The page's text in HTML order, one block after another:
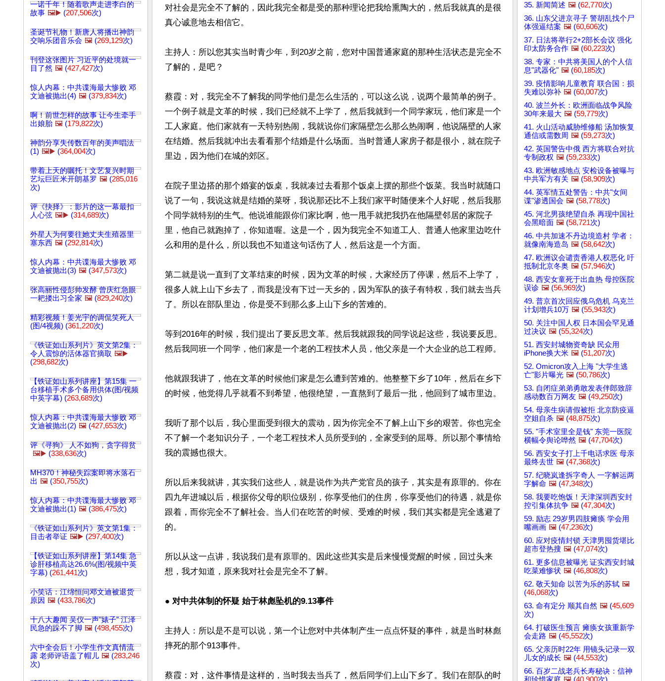
一诺千年！随着歌声走进李白的
故事 🖼️▶️ (207,506次)
圣诞节礼物！新唐人将播出神韵
交响乐团音乐会 🖼️ (269,129次)
刊登这张图片 习近平的处境就一
目了然 🖼️ (427,427次)
惊人内幕：中共谍海最大惨败 邓
文迪被抛出(4) 🖼️ (379,834次)
啊！前世怎样的故事 让今生牵手
出娘胎 🖼️ (179,822次)
神韵分享失传数百年的美声唱法
(1) 🖼️▶️ (364,004次)
带着上天的嘱托！文艺复兴时期
艺坛巨匠米开朗基罗 🖼️ (285,016
次)
评《抉择》：影片的这一幕最扣
人心弦 🖼️▶️ (314,689次)
外星人为何要往她丈夫生殖器里
塞东西 🖼️ (292,814次)
惊人内幕：中共谍海最大惨败 邓
文迪被抛出(3) 🖼️ (347,573次)
张高丽性侵彭帅发酵 曾庆红急眼
一耙搂出习全家 🖼️ (829,240次)
精彩视频！姜光宇的调侃笑死人
(图/4视频) (361,220次)
《铁证如山系列片》英文第2集：
令人震惊的活体器官摘取 🖼️▶️
(298,682次)
【铁证如山系列讲座】第15集 一
台移植手术多个备用供体(图/视频
中英字幕) (263,689次)
惊人内幕：中共谍海最大惨败 邓
文迪被抛出(2) 🖼️ (427,653次)
评《寻狗》 人不如狗，贪字得贫
🖼️▶️ (338,636次)
MH370！神秘失踪案即将水落石
出 🖼️ (350,755次)
惊人内幕：中共谍海最大惨败 邓
文迪被抛出(1) 🖼️ (386,475次)
《铁证如山系列片》英文第1集：
目击者举证 🖼️▶️ (297,400次)
【铁证如山系列讲座】第14集 急
诊肝移植高达26.6%(图/视频中英
字幕) (261,441次)
小笑话：江绵恒问邓文迪被退货
原因 🖼️ (433,786次)
十八大趣闻 吴仪一声"婊子" 江泽
民急的跺不了脚 🖼️ (498,455次)
六中全会后！小学生作文真情流
露 老师评语盖了帽儿 🖼️ (283,246
次)
对社会是完全不了解的，因此我完全都是受的那种理论把我给熏陶大的，然后我就真的是很
真心诚意地去相信它。
主持人：所以您其实当时青少年，到20岁之前，您对中国普通家庭的那种生活状态是完全不
了解的，是吧？
蔡霞：对，我完全不了解我的同学他们是怎么生活的，可以这么说，说两个最简单的例子。
一个例子就是文革的时候，我们已经就不上学了，然后我就到一个同学家玩，他们家是一个
工人家庭。他们家就有一天特别热闹，我就说你们家隔壁怎么那么热闹啊，他说隔壁的人家
在结婚。然后我就冲出去看看那个结婚是什么场面。当时普通人家房子都是很小，就在院子
里边，因为他们在城的郊区。
在院子里边搭的那个婚宴的饭桌，我就凑过去看那个饭桌上摆的那些个饭菜。我当时就随口
说了一句，我说这就是结婚的菜呀，我说那还比不上我们家平时随便来个人好呢，然后我那
个同学就特别的生气。他说谁能跟你们家比啊，他一甩手就把我扔在他隔壁邻居的家院子
里，他自己就跑掉了，你知道喔。这是一个，因为我完全不知道工人、普通人他家里边吃什
么和用的是什么，所以我也不知道这句话伤了人，然后这是一个方面。
第二就是说一直到了文革结束的时候，因为文革的时候，大家经历了停课，然后不上学了，
很多人就上山下乡去了，而我是没有下过一天乡的，因为军队的孩子有特权，我们就去当兵
了。所以在部队里边，你是受不到那么多上山下乡的苦难的。
等到2016年的时候，我们提出了要反思文革。然后我就跟我的同学说起这些，我说要反思。
然后我同班一个同学，他们家是一个老的工程技术人员，他父亲是一个大企业的总工程师。
他就跟我讲了，他在文革的时候他们家是怎么遭到苦难的。他整整下乡了10年，然后在乡下
的时候，他觉得几乎就看不到希望，他很绝望，一直熬到了最后一批，他回到了城市里边。
我听了那个以后，我心里面受到很大的震动，因为你完全不了解上山下乡的艰苦。你也完全
不了解一个老知识分子，一个老工程技术人员所受到的，全家受到的屈辱。所以那个事情给
我的震撼也很大。
所以后来我就讲，其实我们这些人，就是说作为共产党官员的孩子，其实是有原罪的。你在
四九年进城以后，根据你父母的职位级别，你享受他们的住房，你享受他们的待遇，就是你
跟着，而你完全不了解社会。当人们在吃苦的时候、受难的时候，我们其实都是完全逃避了
的。
所以从这一点讲，我说我们是有原罪的。因此这些其实是后来慢慢觉醒的时候，回过头来
想，我才知道，原来我对社会是完全不了解。
● 对中共体制的怀疑 始于林彪坠机的9.13事件
主持人：所以是不是可以说，第一个让您对中共体制产生一点点怀疑的事件，就是当时林彪
摔死的那个913事件。
蔡霞：对，这件事情是这样的，当时我去当兵了，然后同学们上山下乡了。我们在部队的时
35. 新闻简述 🖼️ (62,770次)
36. 山东父进京寻子 警胡乱找个尸
体强逼结案 🖼️ (60,606次)
37. 日法将举行2+2部长会议 强化
印太防务合作 🖼️ (60,223次)
38. 专家：中共将美国人的个人信
息"武器化" 🖼️ (60,185次)
39. 疫情影响儿童教育 联合国：损
失难以弥补 🖼️ (60,007次)
40. 波兰外长：欧洲面临战争风险
30年来最大 🖼️ (59,779次)
41. 火山活动威胁维修船 汤加恢复
通信或需数周 🖼️ (59,273次)
42. 英国警告中俄 西方将联合对抗
专制政权 🖼️ (59,233次)
43. 欧洲敏感地点 安检设备被曝与
中共军方有关 🖼️ (58,909次)
44. 英军情五处警告：中共"女间
谍"渗透国会 🖼️ (58,778次)
45. 河北男孩绝望自杀 再现中国社
会黑暗面 🖼️ (58,721次)
46. 中共加速不丹边境造村 学者：
就像南海造岛 🖼️ (58,642次)
47. 欧洲议会谴责香港人权恶化 吁
抵制北京冬奥 🖼️ (57,946次)
48. 西安女童死于出血热 母控医院
误诊 🖼️ (56,969次)
49. 普京首次回应俄乌危机 乌克兰
计划增兵10万 🖼️ (55,943次)
50. 关注中国人权 日本国会罕见通
过决议 🖼️ (55,324次)
51. 西安封城物资奇缺 民众用
iPhone换大米 🖼️ (51,207次)
52. Omicron攻入上海 "大学生逃
亡"影片曝光 🖼️ (50,786次)
53. 自闭症弟弟勇敢发表伴郎致辞
感动数百万网友 🖼️ (49,250次)
54. 母亲生病请假被拒 北京防疫逼
空姐自杀 🖼️ (48,875次)
55. "手术室里全是钱" 东莞一医院
横幅令舆论哗然 🖼️ (47,704次)
56. 西安女子打上千电话求医 母亲
最终去世 🖼️ (47,368次)
57. 纪晓岚逢拆字奇人 一字解运两
字解命 🖼️ (47,348次)
58. 我要吃饱饭！天津深圳西安封
控引集体抗争 🖼️ (47,304次)
59. 励志 29岁男四肢瘫痪 学会用
嘴画画 🖼️ (47,236次)
60. 应对疫情封锁 天津男囤货堪比
超市登热搜 🖼️ (47,074次)
61. 更多信息被曝光 证实西安封城
吃菜难惨状 🖼️ (46,808次)
62. 敬天知命 以苦为乐的苏轼 🖼️
(46,068次)
63. 命有定分 顺其自然 🖼️ (45,609
次)
64. 打破医生预言 瘫痪女孩重新学
会走路 🖼️ (45,552次)
65. 父亲历时22年 用镜头记录一双
儿女的成长 🖼️ (44,553次)
66. 百岁二战老兵长寿秘诀：信神
和珍惜家庭 🖼️ (40,900次)